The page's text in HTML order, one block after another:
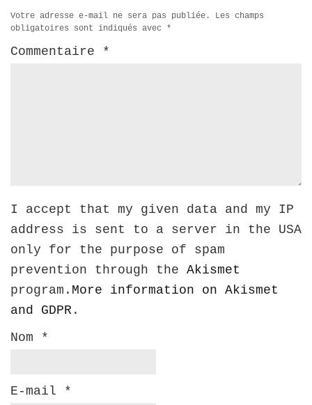
Votre adresse e-mail ne sera pas publiée.
Les champs
obligatoires sont indiqués avec *
Commentaire *
I accept that my given data and my IP
address is sent to a server in the USA
only for the purpose of spam
prevention through the Akismet
program. More information on Akismet
and GDPR .
Nom *
E-mail *